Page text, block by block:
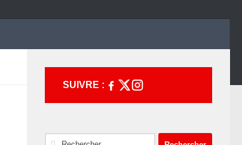
SUIVRE :
Rechercher :